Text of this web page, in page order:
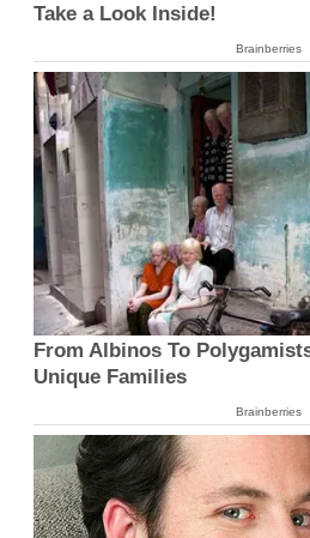
Take a Look Inside!
Brainberries
From Albinos To
Unique Families
Brainberries